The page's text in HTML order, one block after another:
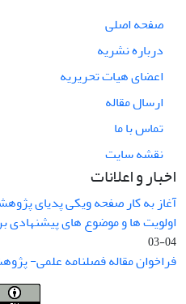
صفحه اصلی
درباره نشریه
اعضای هیات تحریریه
ارسال مقاله
تماس با ما
نقشه سایت
اخبار و اعلانات
آغاز به کار صفحه ویکی پدیای
اولویت ها و موضوع های پیشنهادی
04-03
فراخوان مقاله فصلنامه علمی-